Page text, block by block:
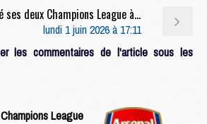
Club : Le PSG a ramené ses deux Champions League à Roland-Garros
lundi 1 juin 2026 à 17:11
les commentaires de l'article sous les
Champions League